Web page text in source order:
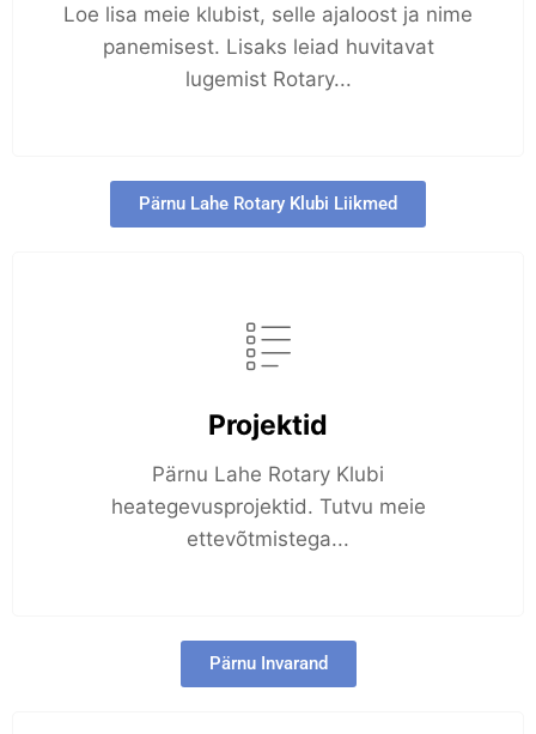
Loe lisa meie klubist, selle ajaloost ja nime
panemisest. Lisaks leiad huvitavat
lugemist Rotary...
Pärnu Lahe Rotary Klubi Liikmed
Projektid
Pärnu Lahe Rotary Klubi
heategevusprojektid. Tutvu meie
ettevõtmistega...
Pärnu Invarand